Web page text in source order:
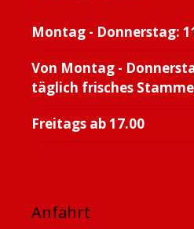
Montag - Donnerstag:
Von Montag -
täglich frisches
Freitags ab 17.00
Anfahrt